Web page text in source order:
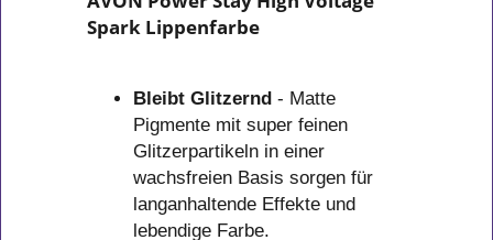
Beschreibung
Bleibt Glitzernd- Matte
Pigmente mit super feinen
Glitzerpartikeln in einer
wachsfreien Basis sorgen für